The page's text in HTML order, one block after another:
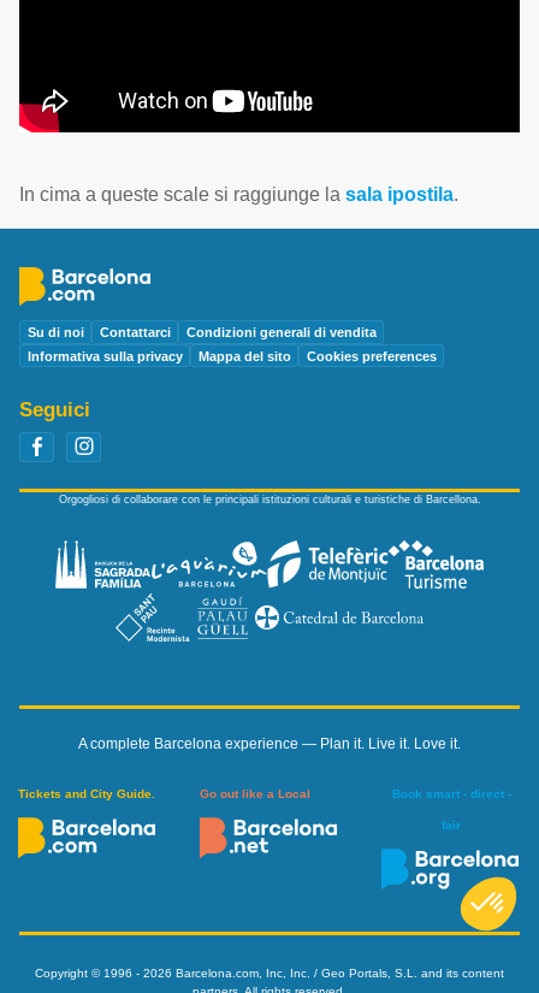
In cima a queste scale si raggiunge la sala ipostila.
Su di noi Contattarci
Condizioni generali di vendita
Informativa sulla privacy
Mappa del sito Cookies preferences
Seguici
Orgogliosi di collaborare con le principali istituzioni culturali e turistiche di Barcellona.
A complete Barcelona experience — Plan it. Live it. Love it.
Tickets and City Guide. Go out like a Local Book smart - direct -
fair
Copyright © 1996 - 2026 Barcelona.com, Inc, Inc. / Geo Portals, S.L. and its content